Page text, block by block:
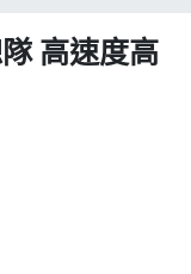
高速度高